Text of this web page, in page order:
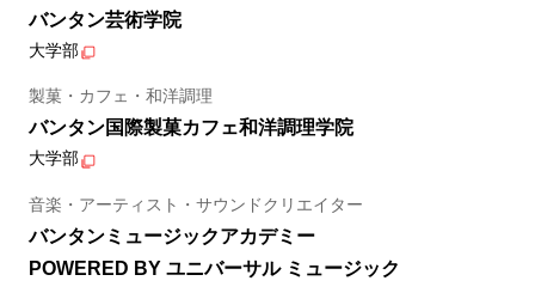
バンタン芸術学院
大学部
製菓・カフェ・和洋調理
バンタン国際製菓カフェ和洋調理学院
大学部
音楽・アーティスト・サウンドクリエイター
バンタンミュージックアカデミー
POWERED BY ユニバーサル ミュージック